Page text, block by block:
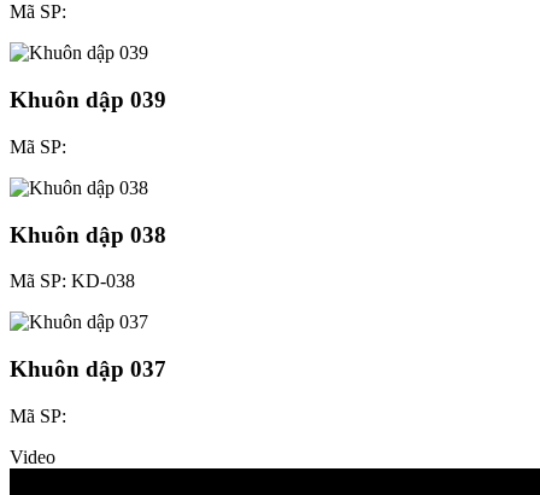
Mã SP:
Khuôn dập 039
Mã SP:
Khuôn dập 038
Mã SP: KD-038
Khuôn dập 037
Mã SP:
Video